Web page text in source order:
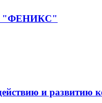
"ФЕНИКС"
и